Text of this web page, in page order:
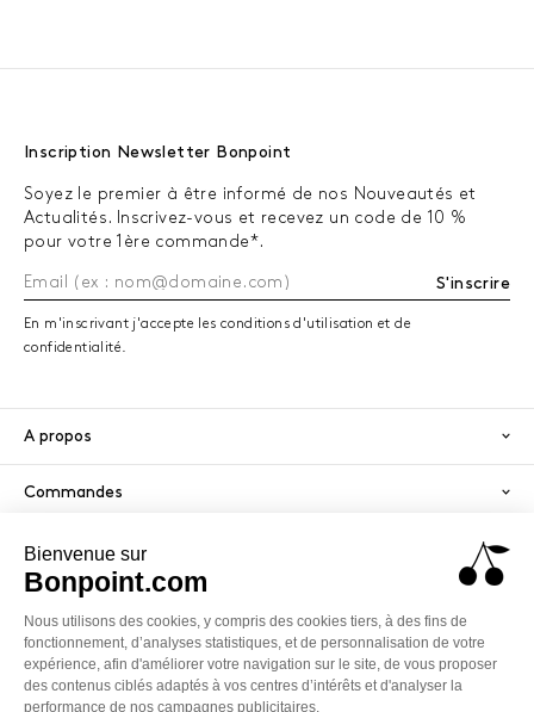
Inscription Newsletter Bonpoint
Soyez le premier à être informé de nos Nouveautés et
Actualités. Inscrivez-vous et recevez un code de 10 %
pour votre 1ère commande*.
S'inscrire
En m'inscrivant j'accepte les conditions d'utilisation et de
confidentialité.
A propos
Commandes
Services
Paiement sécurisé
PayPal
Visa